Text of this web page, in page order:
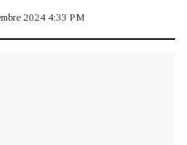
2024 4:33 PM